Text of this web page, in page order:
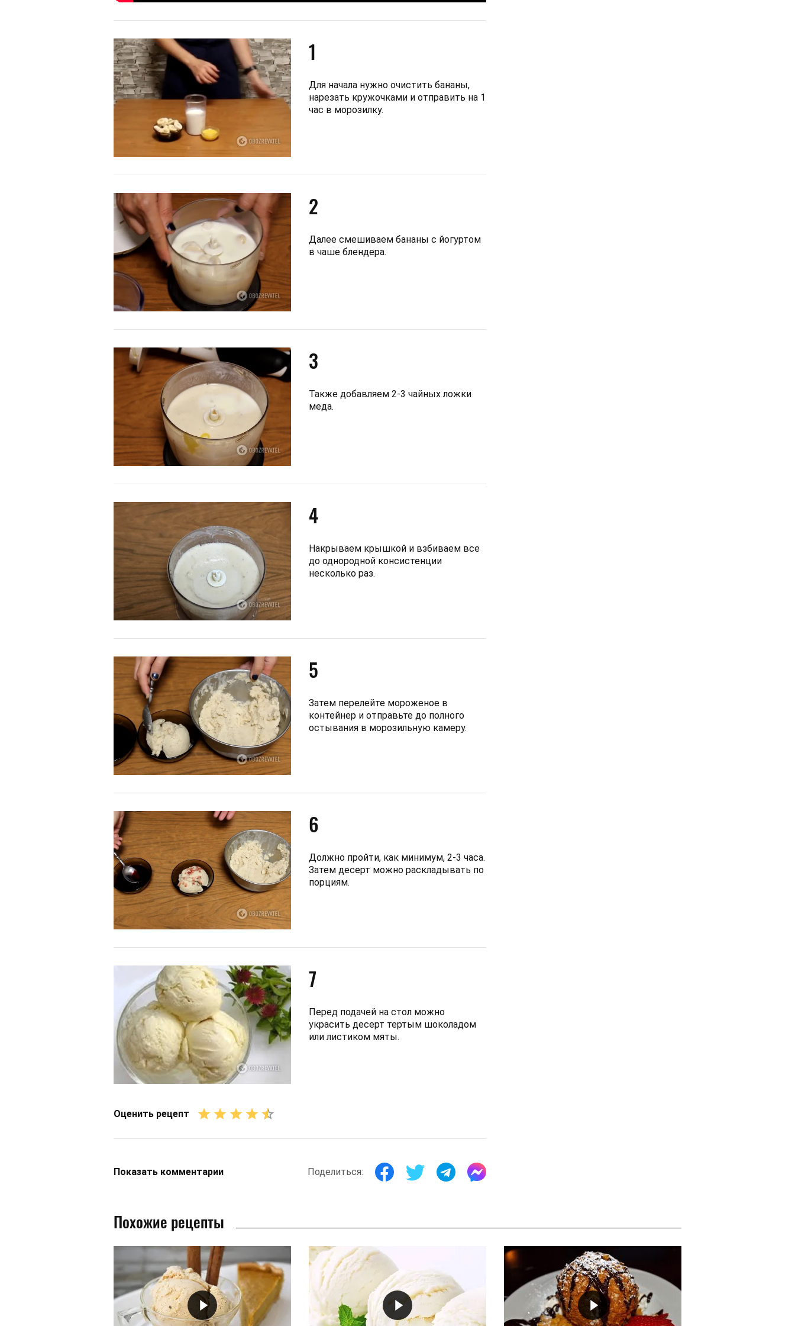
1
Для начала нужно очистить бананы,
нарезать кружочками и отправить на 1
час в морозилку.
2
Далее смешиваем бананы с йогуртом
в чаше блендера.
3
Также добавляем 2-3 чайных ложки
меда.
4
Накрываем крышкой и взбиваем все
до однородной консистенции
несколько раз.
5
Затем перелейте мороженое в
контейнер и отправьте до полного
остывания в морозильную камеру.
6
Должно пройти, как минимум, 2-3 часа.
Затем десерт можно раскладывать по
порциям.
7
Перед подачей на стол можно
украсить десерт тертым шоколадом
или листиком мяты.
Оценить рецепт
Показать комментарии Поделиться:
Похожие рецепты